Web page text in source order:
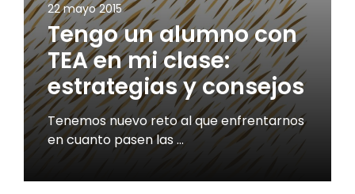
22 mayo 2015
Tengo un alumno con
TEA en mi clase:
estrategias y consejos
Tenemos nuevo reto al que enfrentarnos
en cuanto pasen las …